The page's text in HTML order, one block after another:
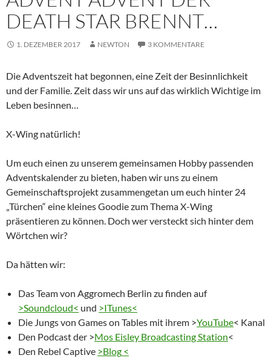
DEATH STAR BRENNT…
1. DEZEMBER 2017 NEWTON 3 KOMMENTARE
Die Adventszeit hat begonnen, eine Zeit der Besinnlichkeit
und der Familie. Zeit dass wir uns auf das wirklich Wichtige im
Leben besinnen…
X-Wing natürlich!
Um euch einen zu unserem gemeinsamen Hobby passenden
Adventskalender zu bieten, haben wir uns zu einem
Gemeinschaftsprojekt zusammengetan um euch hinter 24
„Türchen“ eine kleines Goodie zum Thema X-Wing
präsentieren zu können. Doch wer versteckt sich hinter dem
Wörtchen wir?
Da hätten wir:
Das Team von Aggromech Berlin zu finden auf
>Soundcloud< und >ITunes<
Die Jungs von Games on Tables mit ihrem >YouTube< Kanal
Den Podcast der >Mos Eisley Broadcasting Station<
Den Rebel Captive >Blog <